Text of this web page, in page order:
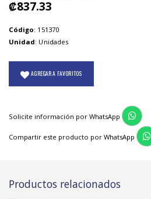
₡837.33
Código: 151370
Unidad: Unidades
AGREGAR A FAVORITOS
Solicite información por WhatsApp
Compartir este producto por WhatsApp
Productos relacionados